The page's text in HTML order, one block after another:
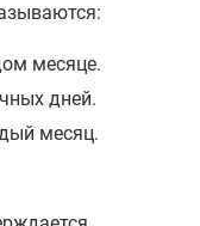
месяце.
дней.
месяц.